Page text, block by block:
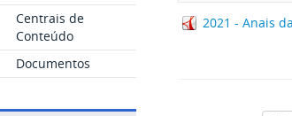
Centrais de
Conteúdo
Documentos
2021 - Anais